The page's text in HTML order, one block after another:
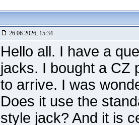
26.06.2026, 15:34
Hello all. I have a
jacks. I bought a CZ
to arrive. I was
Does it use the
style jack? And it is